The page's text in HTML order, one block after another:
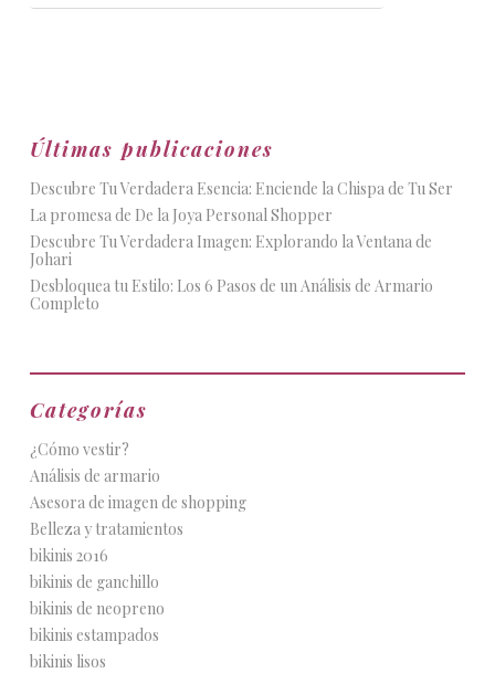
Últimas publicaciones
Descubre Tu Verdadera Esencia: Enciende la Chispa de Tu Ser
La promesa de De la Joya Personal Shopper
Descubre Tu Verdadera Imagen: Explorando la Ventana de
Johari
Desbloquea tu Estilo: Los 6 Pasos de un Análisis de Armario
Completo
Categorías
¿Cómo vestir?
Análisis de armario
Asesora de imagen de shopping
Belleza y tratamientos
bikinis 2016
bikinis de ganchillo
bikinis de neopreno
bikinis estampados
bikinis lisos